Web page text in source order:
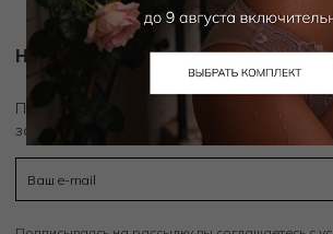
Новости и акции
Подпишитесь на рассылку и получите
заказ